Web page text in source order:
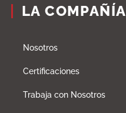
LA COMPAÑÍA
Nosotros
Certificaciones
Trabaja con Nosotros